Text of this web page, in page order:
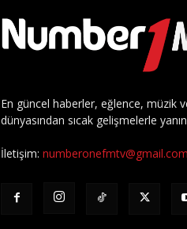
En güncel haberler, eğlence, müzik
dünyasından sıcak gelişmelerle
İletişim: numberonefmtv@gmail.com